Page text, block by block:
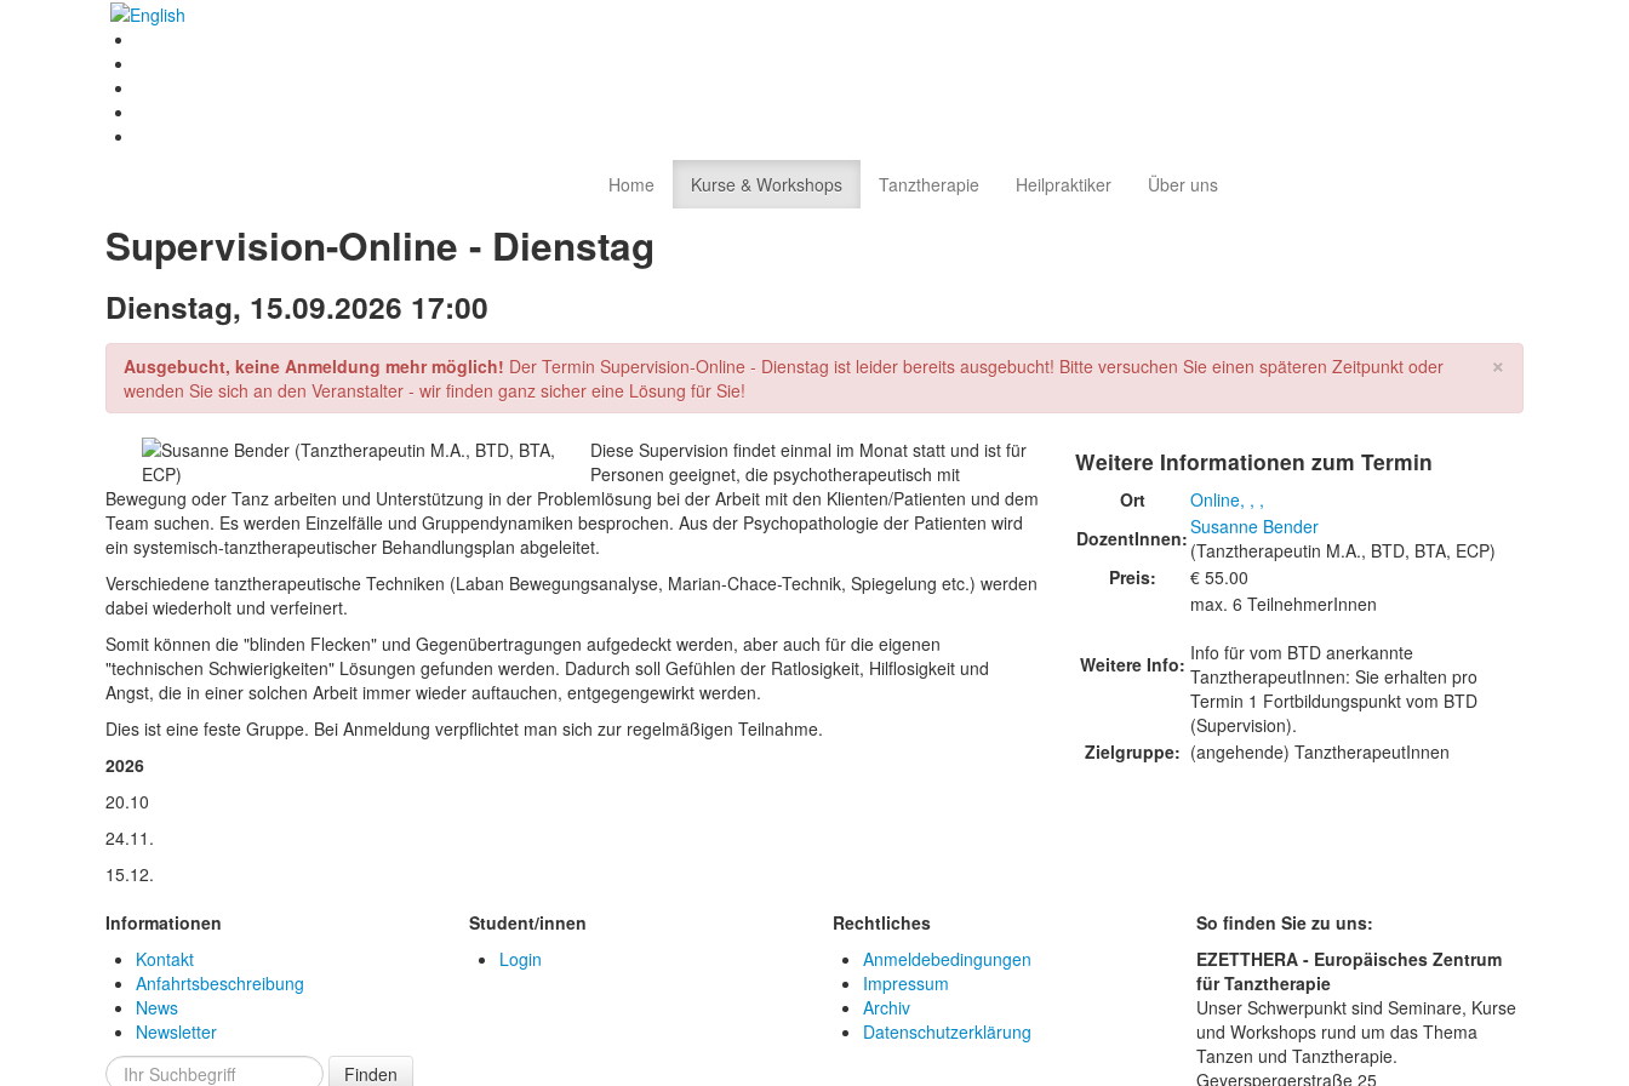
Home Kurse & Workshops Tanztherapie Heilpraktiker Über uns
Supervision-Online - Dienstag
Dienstag, 15.09.2026 17:00
×
Ausgebucht, keine Anmeldung mehr möglich! Der Termin Supervision-Online - Dienstag ist leider bereits ausgebucht! Bitte versuchen Sie einen späteren Zeitpunkt oder
wenden Sie sich an den Veranstalter - wir finden ganz sicher eine Lösung für Sie!
Diese Supervision findet einmal im Monat statt und ist für
Personen geeignet, die psychotherapeutisch mit
Bewegung oder Tanz arbeiten und Unterstützung in der Problemlösung bei der Arbeit mit den Klienten/Patienten und dem
Team suchen. Es werden Einzelfälle und Gruppendynamiken besprochen. Aus der Psychopathologie der Patienten wird
ein systemisch-tanztherapeutischer Behandlungsplan abgeleitet.
Verschiedene tanztherapeutische Techniken (Laban Bewegungsanalyse, Marian-Chace-Technik, Spiegelung etc.) werden
dabei wiederholt und verfeinert.
Somit können die "blinden Flecken" und Gegenübertragungen aufgedeckt werden, aber auch für die eigenen
"technischen Schwierigkeiten" Lösungen gefunden werden. Dadurch soll Gefühlen der Ratlosigkeit, Hilflosigkeit und
Angst, die in einer solchen Arbeit immer wieder auftauchen, entgegengewirkt werden.
Dies ist eine feste Gruppe. Bei Anmeldung verpflichtet man sich zur regelmäßigen Teilnahme.
2026
20.10
24.11.
15.12.
Weitere Informationen zum Termin
Ort
Online, , ,
DozentInnen:Susanne Bender
(Tanztherapeutin M.A., BTD, BTA, ECP)
Preis:
€ 55.00
Weitere Info:
max. 6 TeilnehmerInnen
Info für vom BTD anerkannte
TanztherapeutInnen: Sie erhalten pro
Termin 1 Fortbildungspunkt vom BTD
(Supervision).
Zielgruppe: (angehende) TanztherapeutInnen
Informationen
Kontakt
Anfahrtsbeschreibung
News
Newsletter
Finden
Student/innen
Login
Rechtliches
Anmeldebedingungen
Impressum
Archiv
Datenschutzerklärung
So finden Sie zu uns:
EZETTHERA - Europäisches Zentrum
für Tanztherapie
Unser Schwerpunkt sind Seminare, Kurse
und Workshops rund um das Thema
Tanzen und Tanztherapie.
Geyerspergerstraße 25